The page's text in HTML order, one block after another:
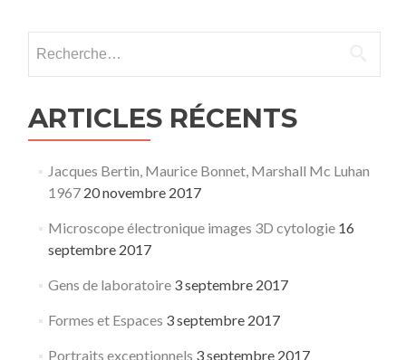
ARTICLES RÉCENTS
Jacques Bertin, Maurice Bonnet, Marshall Mc Luhan
1967 20 novembre 2017
Microscope électronique images 3D cytologie 16
septembre 2017
Gens de laboratoire 3 septembre 2017
Formes et Espaces 3 septembre 2017
Portraits exceptionnels 3 septembre 2017